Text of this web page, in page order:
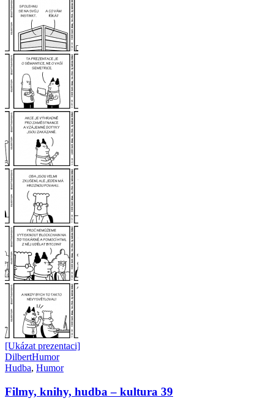
[Ukázat prezentaci]
DilbertHumor
Hudba, Humor
Filmy, knihy, hudba – kultura 39